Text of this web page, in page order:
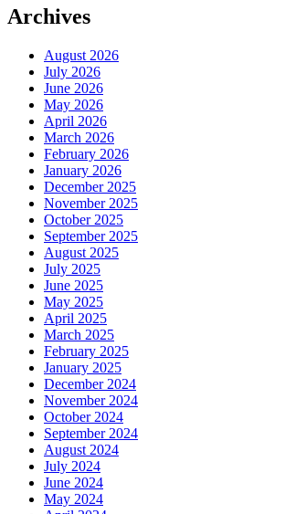
Archives
August 2026
July 2026
June 2026
May 2026
April 2026
March 2026
February 2026
January 2026
December 2025
November 2025
October 2025
September 2025
August 2025
July 2025
June 2025
May 2025
April 2025
March 2025
February 2025
January 2025
December 2024
November 2024
October 2024
September 2024
August 2024
July 2024
June 2024
May 2024